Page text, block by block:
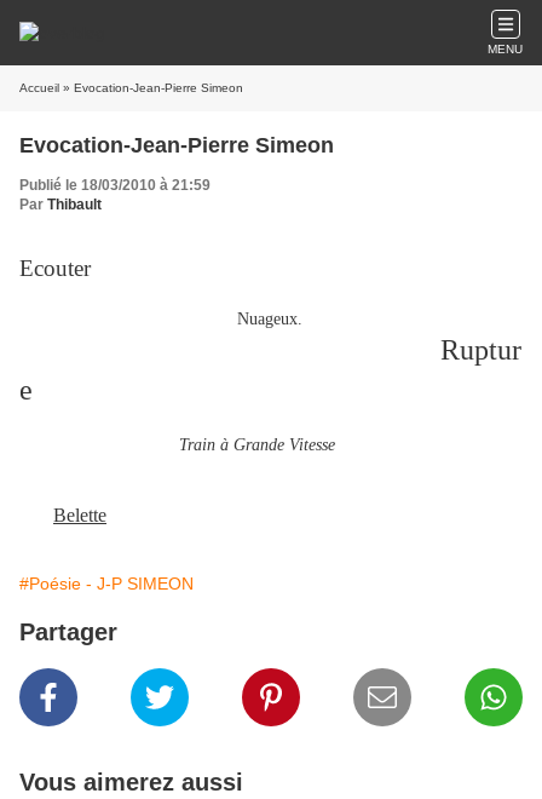
MENU
Accueil » Evocation-Jean-Pierre Simeon
Evocation-Jean-Pierre Simeon
Publié le 18/03/2010 à 21:59
Par Thibault
Ecouter
Nuageux.
Ruptur
e
Train à Grande Vitesse
Belette
#Poésie - J-P SIMEON
Partager
Vous aimerez aussi